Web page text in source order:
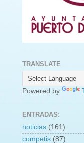
TRANSLATE
Powered by
ENTRADAS:
noticias (161)
competis (87)